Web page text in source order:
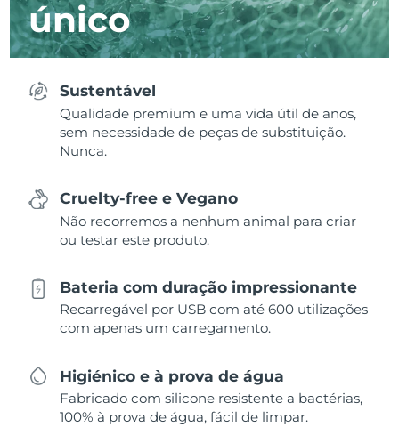
único
Sustentável
Qualidade premium e uma vida útil de anos,
sem necessidade de peças de substituição.
Nunca.
Cruelty-free e Vegano
Não recorremos a nenhum animal para criar
ou testar este produto.
Bateria com duração impressionante
Recarregável por USB com até 600 utilizações
com apenas um carregamento.
Higiénico e à prova de água
Fabricado com silicone resistente a bactérias,
100% à prova de água, fácil de limpar.